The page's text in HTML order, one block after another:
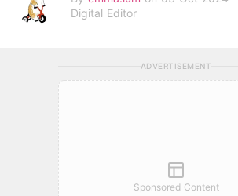
Digital Editor
ADVERTISEMENT
Sponsored Content